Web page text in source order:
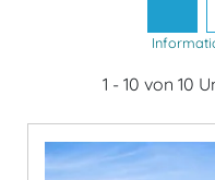
1 - 10 von 10